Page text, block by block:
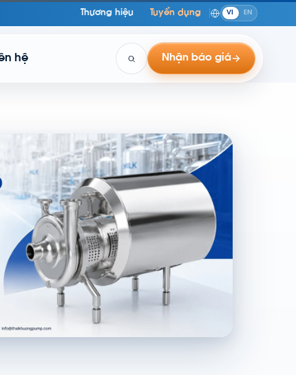
Thương hiệu Tuyển dụng VI EN
hệ Nhận báo giá